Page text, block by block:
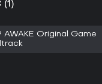
(1)
AWAKE Original Game